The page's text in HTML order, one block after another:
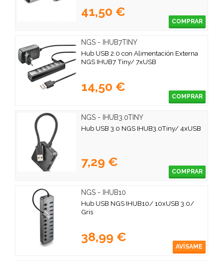
41,50 €
COMPRAR
NGS - IHUB7TINY
Hub USB 2.0 con Alimentación Externa
NGS IHUB7 Tiny/ 7xUSB
14,50 €
COMPRAR
NGS - IHUB3.0TINY
Hub USB 3.0 NGS IHUB3.0Tiny/ 4xUSB
7,29 €
COMPRAR
NGS - IHUB10
Hub USB NGS IHUB10/ 10xUSB 3.0/
Gris
38,99 €
AVÍSAME